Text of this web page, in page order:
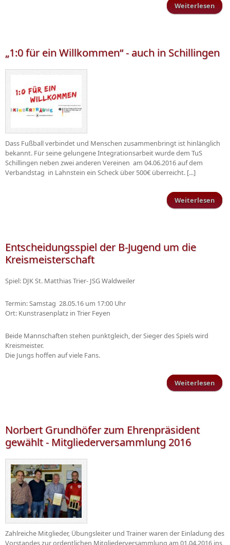
Weiterlesen
„1:0 für ein Willkommen“ - auch in Schillingen
Dass Fußball verbindet und Menschen zusammenbringt ist hinlänglich
bekannt. Für seine gelungene Integrationsarbeit wurde dem TuS
Schillingen neben zwei anderen Vereinen am 04.06.2016 auf dem
Verbandstag in Lahnstein ein Scheck über 500€ überreicht. [...]
Weiterlesen
Entscheidungsspiel der B-Jugend um die
Kreismeisterschaft
Spiel: DJK St. Matthias Trier- JSG Waldweiler
Termin: Samstag 28.05.16 um 17:00 Uhr
Ort: Kunstrasenplatz in Trier Feyen
Beide Mannschaften stehen punktgleich, der Sieger des Spiels wird
Kreismeister.
Die Jungs hoffen auf viele Fans.
Weiterlesen
Norbert Grundhöfer zum Ehrenpräsident
gewählt - Mitgliederversammlung 2016
Zahlreiche Mitglieder, Übungsleiter und Trainer waren der Einladung des
Vorstandes zur ordentlichen Mitgliederversammlung am 01.04.2016 ins